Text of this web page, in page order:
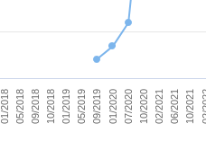
01/2018 05/2018 09/2018 10/2018 01/2019 05/2019 09/2019 01/2020 07/2020 10/2020 02/2021 06/2021 10/2021